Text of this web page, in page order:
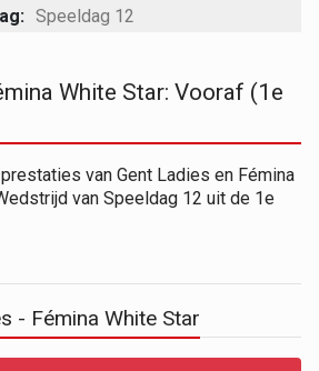
Speeldag 12
White Star: Vooraf (1e
van Gent Ladies en Fémina
van Speeldag 12 uit de 1e
- Fémina White Star